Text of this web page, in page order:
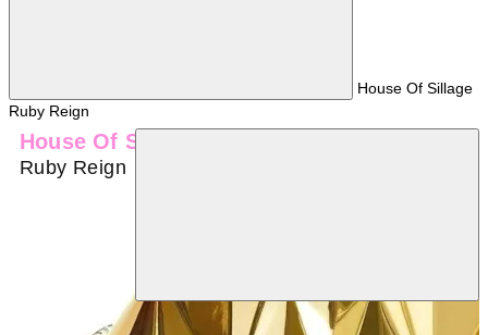
House Of Sillage
Ruby Reign
House Of Sillage
Ruby Reign